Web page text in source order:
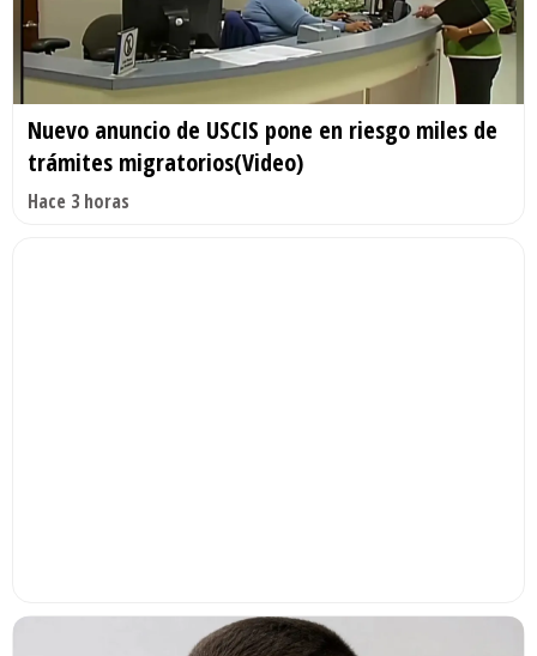
Nuevo anuncio de USCIS pone en riesgo miles de
trámites migratorios(Video)
Hace 3 horas